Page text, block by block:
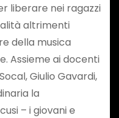
liberare nei ragazzi
altrimenti
della musica
Assieme ai docenti
Giulio Gavardi,
la
– i giovani e